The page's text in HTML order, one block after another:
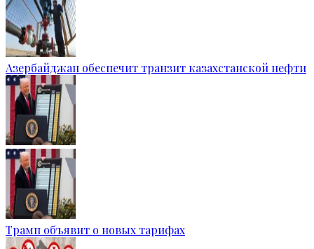
Азербайджан обеспечит транзит казахстанской нефти
Трамп объявит о новых тарифах